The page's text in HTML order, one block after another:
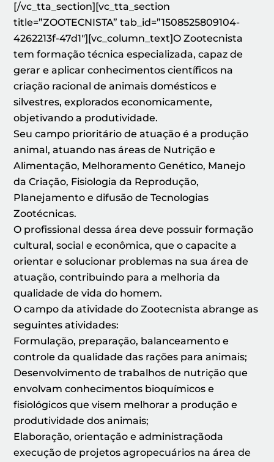
[/vc_tta_section][vc_tta_section
title=”ZOOTECNISTA” tab_id=”1508525809104-
4262213f-47d1″][vc_column_text]O Zootecnista
tem formação técnica especializada, capaz de
gerar e aplicar conhecimentos científicos na
criação racional de animais domésticos e
silvestres, explorados economicamente,
objetivando a produtividade.
Seu campo prioritário de atuação é a produção
animal, atuando nas áreas de Nutrição e
Alimentação, Melhoramento Genético, Manejo
da Criação, Fisiologia da Reprodução,
Planejamento e difusão de Tecnologias
Zootécnicas.
O profissional dessa área deve possuir formação
cultural, social e econômica, que o capacite a
orientar e solucionar problemas na sua área de
atuação, contribuindo para a melhoria da
qualidade de vida do homem.
O campo da atividade do Zootecnista abrange as
seguintes atividades:
Formulação, preparação, balanceamento e
controle da qualidade das rações para animais;
Desenvolvimento de trabalhos de nutrição que
envolvam conhecimentos bioquímicos e
fisiológicos que visem melhorar a produção e
produtividade dos animais;
Elaboração, orientação e administraçãoda
execução de projetos agropecuários na área de